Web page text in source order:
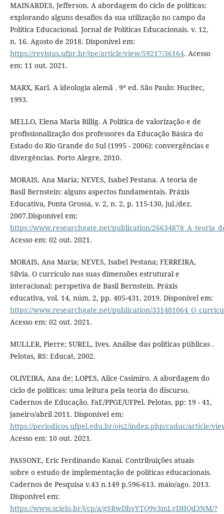
MAINARDES, Jefferson. A abordagem do ciclo de políticas:
explorando alguns desafios da sua utilização no campo da
Política Educacional. Jornal de Políticas Educacionais. v. 12,
n. 16. Agosto de 2018. Disponível em:
https://revistas.ufpr.br/jpe/article/view/59217/36164. Acesso
em: 11 out. 2021.
MARX, Karl. A ideologia alemã . 9º ed. São Paulo: Hucitec,
1993.
MELLO, Elena Maria Billig. A Política de valorização e de
profissionalização dos professores da Educação Básica do
Estado do Rio Grande do Sul (1995 - 2006): convergências e
divergências. Porto Alegre, 2010.
MORAIS, Ana Maria; NEVES, Isabel Pestana. A teoria de
Basil Bernstein: alguns aspectos fundamentais. Práxis
Educativa, Ponta Grossa, v. 2, n. 2, p. 115-130, jul./dez.
2007.Disponível em:
https://www.researchgate.net/publication/
Acesso em: 02 out. 2021.
MORAIS, Ana Maria; NEVES, Isabel Pestana; FERREIRA,
Sílvia. O currículo nas suas dimensões estrutural e
interacional: perspetiva de Basil Bernstein. Práxis
educativa, vol. 14, núm. 2, pp. 405-431, 2019. Disponível em:
https://www.researchgate.net/publication/
Acesso em: 02 out. 2021.
MULLER, Pierre; SUREL, Ives. Análise das políticas públicas .
Pelotas, RS: Educat, 2002.
OLIVEIRA, Ana de; LOPES, Alice Casimiro. A abordagem do
ciclo de políticas: uma leitura pela teoria do discurso.
Cadernos de Educação. FaE/PPGE/UFPel. Pelotas. pp: 19 - 41,
janeiro/abril 2011. Disponível em:
https://periodicos.ufpel.edu.br/ojs2/index.php/caduc/article/
Acesso em: 10 out. 2021.
PASSONE, Eric Ferdinando Kanai. Contribuições atuais
sobre o estudo de implementação de políticas educacionais.
Cadernos de Pesquisa v.43 n.149 p.596-613. maio/ago. 2013.
Disponível em:
https://www.scielo.br/j/cp/a/gSRwDbvYTQ9v3mLvDHQd3NM/?